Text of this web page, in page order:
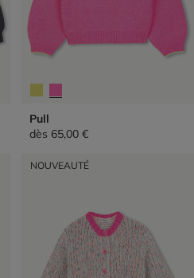
Pull
dès 65,00 €
NOUVEAUTÉ